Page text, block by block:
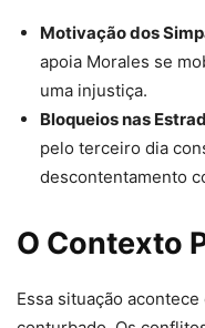
Motivação dos
apoia Morales se
uma injustiça.
Bloqueios nas
pelo terceiro dia
descontentamento
O Contexto
Essa situação